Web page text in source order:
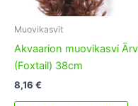
Muovikasvit
Akvaarion muovikasvi
(Foxtail) 38cm
8,16 €